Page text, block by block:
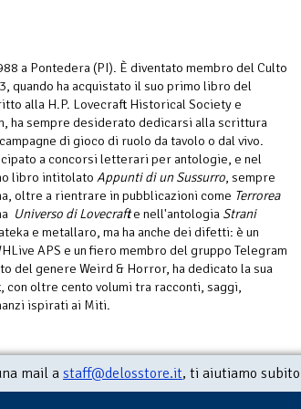
a Pontedera (PI). È diventato membro del Culto
quando ha acquistato il suo primo libro del
alla H.P. Lovecraft Historical Society e
ha sempre desiderato dedicarsi alla scrittura
di gioco di ruolo da tavolo o dal vivo.
a concorsi letterari per antologie, e nel
libro intitolato Appunti di un Sussurro, sempre
oltre a rientrare in pubblicazioni come Terrorea
Universo di Lovecrafte nell'antologia Strani
e metallaro, ma ha anche dei difetti: è un
APS e un fiero membro del gruppo Telegram
del genere Weird & Horror, ha dedicato la sua
oltre cento volumi tra racconti, saggi,
ispirati ai Miti.
mail a staff@delosstore.it, ti aiutiamo